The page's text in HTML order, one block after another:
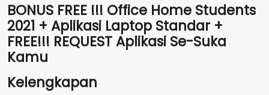
BONUS FREE !!! Office Home Students
2021 + Aplikasi Laptop Standar +
FREE!!! REQUEST Aplikasi Se-Suka
Kamu
Kelengkapan